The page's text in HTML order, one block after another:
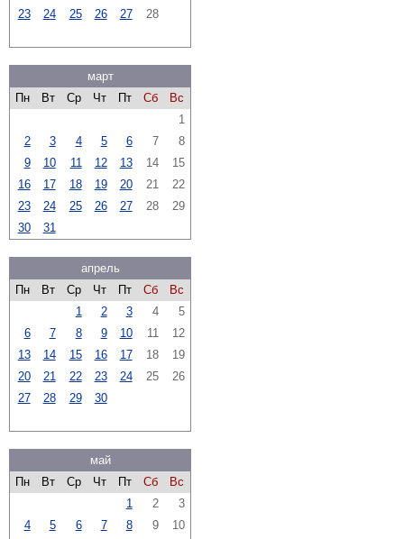
23 24 25 26 27 28
март
Пн
Вт Ср Чт Пт Сб
Вс
1
2
3 4 5 6 7
8
9
10 11 12 13 14
15
16
17 18 19 20 21
22
23
24 25 26 27 28
29
30
31
апрель
Пн
Вт Ср Чт Пт Сб
Вс
1
2 3 4
5
6
7 8 9 10 11
12
13
14 15 16 17 18
19
20
21 22 23 24 25
26
27
28 29 30
май
Пн
Вт Ср Чт Пт Сб
Вс
1
2
3
4
5 6 7 8 9
10